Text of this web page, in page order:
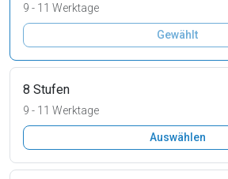
9 - 11 Werktage
Gewählt
8 Stufen
9 - 11 Werktage
Auswählen